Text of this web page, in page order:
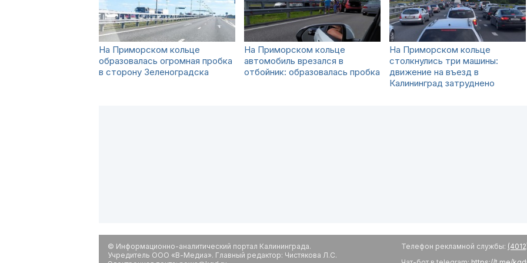
На Приморском кольце
образовалась огромная пробка
в сторону Зеленоградска
На Приморском кольце
автомобиль врезался в
отбойник: образовалась пробка
На Приморском кольце
столкнулись три машины:
движение на въезд в
Калининград затруднено
© Информационно-аналитический портал Калининграда.
Учредитель ООО «В-Медиа». Главный редактор: Чистякова Л.С.
Телефон рекламной службы: